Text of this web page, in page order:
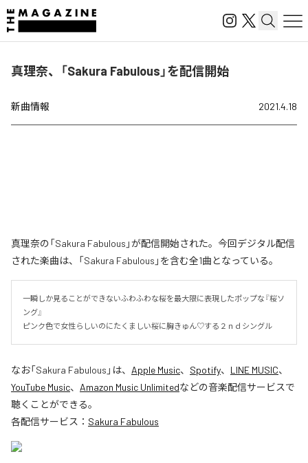
真理奈、「Sakura Fabulous」を配信開始
新曲情報 2021.4.18
真理奈の「Sakura Fabulous」が配信開始された。今回デジタル配信
された楽曲は、「Sakura Fabulous」を含む全1曲となっている。
一瞬しか見ることができないふわふわな桜を最大限に表現したポップな『桜ソ
ング』
ピンク色で女性らしいのにたくましい桜に胸きゅん♡する２ｎｄシングル
なお「Sakura Fabulous 」は、 Apple Music、 Spotify、 LINE MUSIC、
YouTube Music、 Amazon Music Unlimitedなどの音楽配信サービスで
聴くことができる。
各配信サービス： Sakura Fabulous